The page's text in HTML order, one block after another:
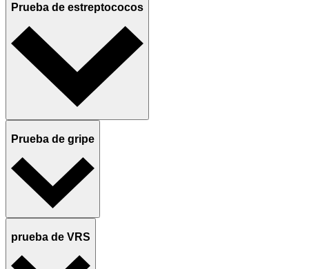
Prueba de estreptococos
Prueba de gripe
prueba de VRS